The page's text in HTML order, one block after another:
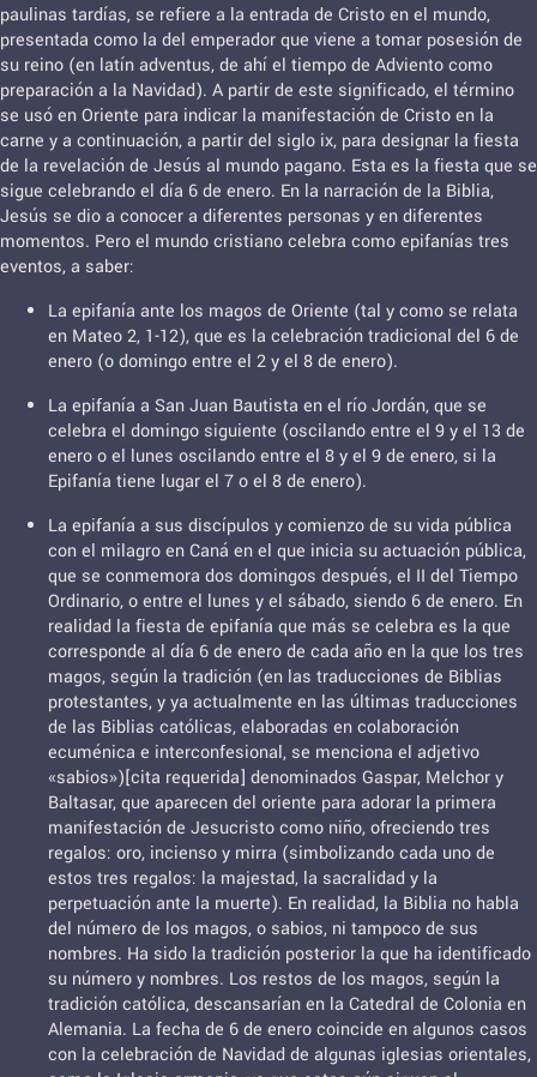
paulinas tardías, se refiere a la entrada de Cristo en el mundo,
presentada como la del emperador que viene a tomar posesión de
su reino (en latín adventus, de ahí el tiempo de Adviento como
preparación a la Navidad). A partir de este significado, el término
se usó en Oriente para indicar la manifestación de Cristo en la
carne y a continuación, a partir del siglo ix, para designar la fiesta
de la revelación de Jesús al mundo pagano. Esta es la fiesta que se
sigue celebrando el día 6 de enero. En la narración de la Biblia,
Jesús se dio a conocer a diferentes personas y en diferentes
momentos. Pero el mundo cristiano celebra como epifanías tres
eventos, a saber:
La epifanía ante los magos de Oriente (tal y como se relata
en Mateo 2, 1-12​), que es la celebración tradicional del 6 de
enero (o domingo entre el 2 y el 8 de enero).
La epifanía a San Juan Bautista en el río Jordán, que se
celebra el domingo siguiente (oscilando entre el 9 y el 13 de
enero o el lunes oscilando entre el 8 y el 9 de enero, si la
Epifanía tiene lugar el 7 o el 8 de enero).
La epifanía a sus discípulos y comienzo de su vida pública
con el milagro en Caná en el que inicia su actuación pública,
que se conmemora dos domingos después, el II del Tiempo
Ordinario, o entre el lunes y el sábado, siendo 6 de enero. En
realidad la fiesta de epifanía que más se celebra es la que
corresponde al día 6 de enero de cada año en la que los tres
magos, según la tradición (en las traducciones de Biblias
protestantes, y ya actualmente en las últimas traducciones
de las Biblias católicas, elaboradas en colaboración
ecuménica e interconfesional, se menciona el adjetivo
«sabios»)[cita requerida] denominados Gaspar, Melchor y
Baltasar, que aparecen del oriente para adorar la primera
manifestación de Jesucristo como niño, ofreciendo tres
regalos: oro, incienso y mirra (simbolizando cada uno de
estos tres regalos: la majestad, la sacralidad y la
perpetuación ante la muerte). En realidad, la Biblia no habla
del número de los magos, o sabios, ni tampoco de sus
nombres. Ha sido la tradición posterior la que ha identificado
su número y nombres. Los restos de los magos, según la
tradición católica, descansarían en la Catedral de Colonia en
Alemania. La fecha de 6 de enero coincide en algunos casos
con la celebración de Navidad de algunas iglesias orientales,